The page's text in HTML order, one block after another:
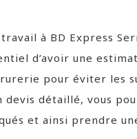
à BD Express
d’avoir une
pour éviter les
devis détaillé, vous
et ainsi prendre